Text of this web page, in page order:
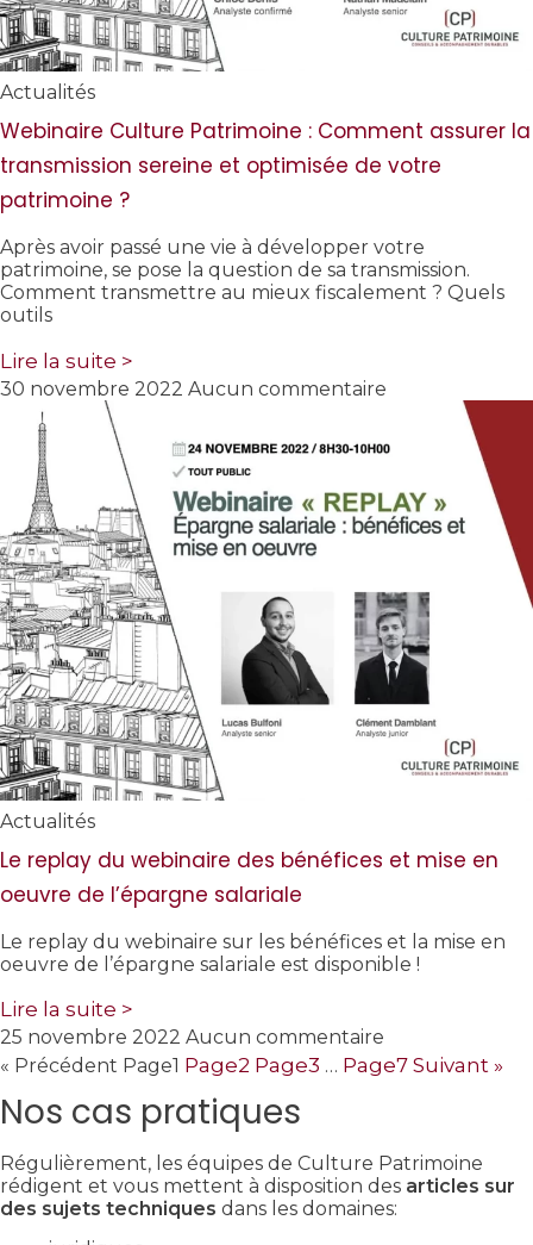
Actualités
Webinaire Culture Patrimoine : Comment assurer la
transmission sereine et optimisée de votre
patrimoine ?
Après avoir passé une vie à développer votre
patrimoine, se pose la question de sa transmission.
Comment transmettre au mieux fiscalement ? Quels
outils
Lire la suite >
30 novembre 2022 Aucun commentaire
Actualités
Le replay du webinaire des bénéfices et mise en
oeuvre de l’épargne salariale
Le replay du webinaire sur les bénéfices et la mise en
oeuvre de l’épargne salariale est disponible !
Lire la suite >
25 novembre 2022 Aucun commentaire
« Précédent Page1 Page2 Page3 … Page7 Suivant »
Nos cas pratiques
Régulièrement, les équipes de Culture Patrimoine
rédigent et vous mettent à disposition des articles sur
des sujets techniques dans les domaines: